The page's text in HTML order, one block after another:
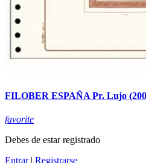
FILOBER ESPAÑA Pr. Lujo
favorite
Debes de estar registrado
Entrar| Registrarse